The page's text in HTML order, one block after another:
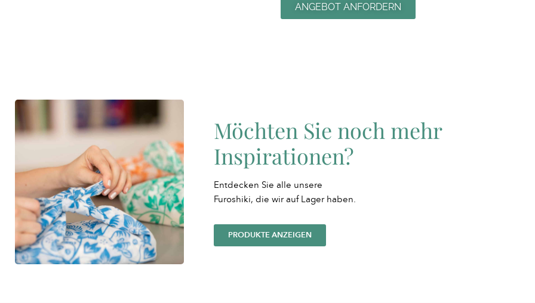
ANGEBOT ANFORDERN
Möchten Sie noch mehr
Inspirationen?
Entdecken Sie alle unsere
Furoshiki, die wir auf Lager haben.
PRODUKTE ANZEIGEN